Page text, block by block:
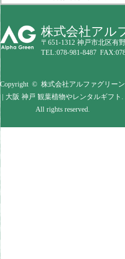
株式会社アル
〒651-1312 神戸市北区有
TEL:078-981-8487
Copyright © 株式会社アルファグリーン
| 大阪 神戸 観葉植物やレンタルギフト.
All rights reserved.